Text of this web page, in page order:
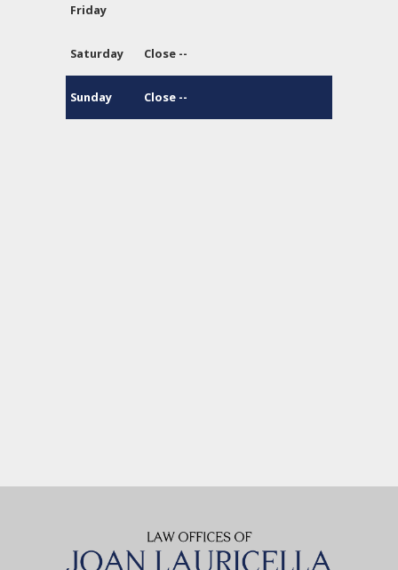
Friday
Saturday Close --
Sunday Close --